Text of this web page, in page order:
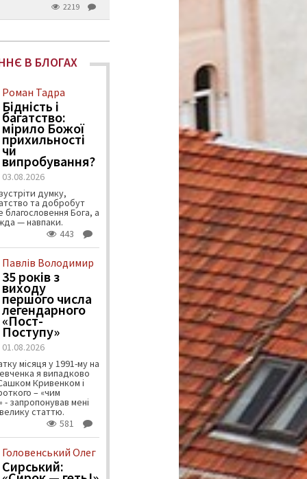
2219
В БЛОГАХ
Роман Тадра
Бідність і
багатство:
мірило Божої
прихильності
чи
випробування?
03.08.2026
думку,
та добробут
Бога, а
— навпаки.
443
Павлів Володимир
35 років з
виходу
першого числа
легендарного
«Пост-
Поступу»
01.08.2026
місяця у 1991-му на
я випадково
Кривенком і
– «чим
запропонував мені
статтю.
581
Головенський Олег
Сирський: